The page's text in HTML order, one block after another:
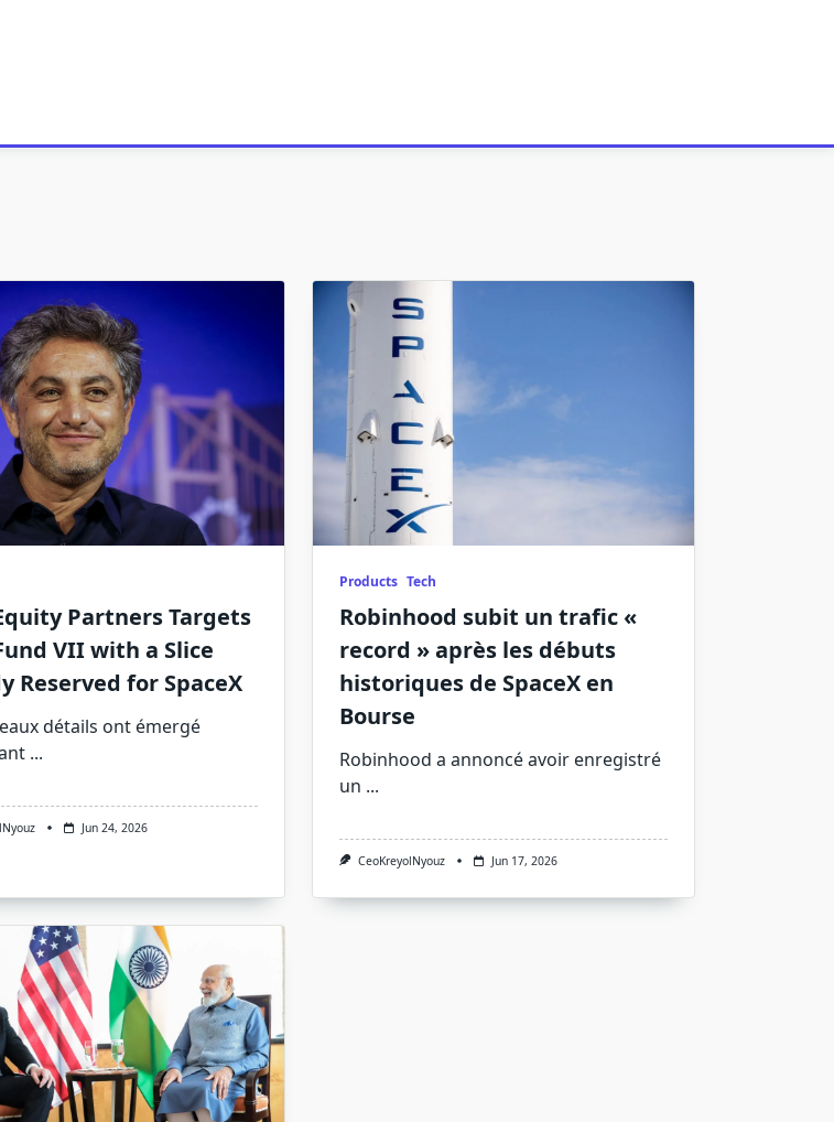
Partners Targets
VII with a Slice
Reserved for SpaceX
détails ont émergé
...
Jun 24, 2026
Products Tech
Robinhood subit un trafic «
record » après les débuts
historiques de SpaceX en
Bourse
Robinhood a annoncé avoir enregistré
un ...
CeoKreyolNyouz Jun 17, 2026